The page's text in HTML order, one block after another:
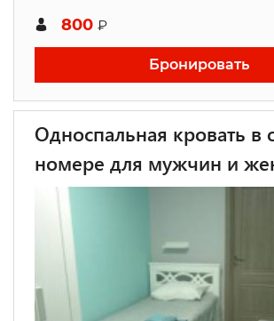
800 ₽
Бронировать
Односпальная кровать
номере для мужчин и